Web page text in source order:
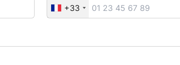
+33